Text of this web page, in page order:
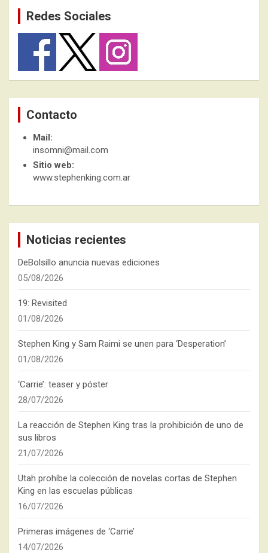
Redes Sociales
Contacto
Mail:
insomni@mail.com
Sitio web:
www.stephenking.com.ar
Noticias recientes
DeBolsillo anuncia nuevas ediciones
05/08/2026
19: Revisited
01/08/2026
Stephen King y Sam Raimi se unen para ‘Desperation’
01/08/2026
‘Carrie’: teaser y póster
28/07/2026
La reacción de Stephen King tras la prohibición de uno de
sus libros
21/07/2026
Utah prohíbe la colección de novelas cortas de Stephen
King en las escuelas públicas
16/07/2026
Primeras imágenes de ‘Carrie’
14/07/2026